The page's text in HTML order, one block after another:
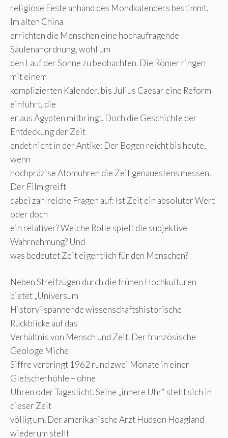
religiöse Feste anhand des Mondkalenders bestimmt.
Im alten China
errichten die Menschen eine hochaufragende
Säulenanordnung, wohl um
den Lauf der Sonne zu beobachten. Die Römer ringen
mit einem
komplizierten Kalender, bis Julius Caesar eine Reform
einführt, die
er aus Ägypten mitbringt. Doch die Geschichte der
Entdeckung der Zeit
endet nicht in der Antike: Der Bogen reicht bis heute,
wenn
hochpräzise Atomuhren die Zeit genauestens messen.
Der Film greift
dabei zahlreiche Fragen auf: Ist Zeit ein absoluter Wert
oder doch
ein relativer? Welche Rolle spielt die subjektive
Wahrnehmung? Und
was bedeutet Zeit eigentlich für den Menschen?
Neben Streifzügen durch die frühen Hochkulturen
bietet „Universum
History“ spannende wissenschaftshistorische
Rückblicke auf das
Verhältnis von Mensch und Zeit. Der französische
Geologe Michel
Siffre verbringt 1962 rund zwei Monate in einer
Gletscherhöhle – ohne
Uhren oder Tageslicht. Seine „innere Uhr“ stellt sich in
dieser Zeit
völlig um. Der amerikanische Arzt Hudson Hoagland
wiederum stellt